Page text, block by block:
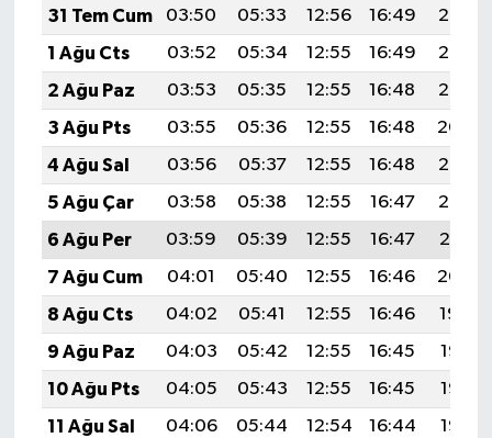
31 Tem Cum
03:50 05:33 12:56 16:49
20:08
1 Ağu Cts
03:52 05:34 12:55 16:49
20:07
2 Ağu Paz
03:53 05:35 12:55 16:48
20:06
3 Ağu Pts
03:55 05:36 12:55 16:48
20:04
4 Ağu Sal
03:56 05:37 12:55 16:48
20:03
5 Ağu Çar
03:58 05:38 12:55 16:47
20:02
6 Ağu Per
03:59 05:39 12:55 16:47
20:01
7 Ağu Cum
04:01 05:40 12:55 16:46
20:00
8 Ağu Cts
04:02 05:41 12:55 16:46
19:59
9 Ağu Paz
04:03 05:42 12:55 16:45
19:57
10 Ağu Pts
04:05 05:43 12:55 16:45
19:56
11 Ağu Sal
04:06 05:44 12:54 16:44
19:55